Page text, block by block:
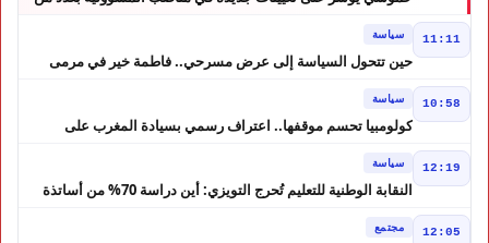
11:11 سياسة
حين تتحول السياسة إلى عرض مسرحي.. فاطمة خير في مرمى
10:58 سياسة
كولومبيا تحسم موقفها.. اعتراف رسمي بسيادة المغرب على
12:19 سياسة
النقابة الوطنية للتعليم تُحرج التويزي: أين دراسة 70% من أساتذة
12:05 مجتمع